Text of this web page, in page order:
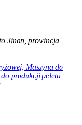
Jinan, prowincja
Maszyna do
produkcji peletu